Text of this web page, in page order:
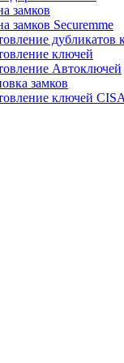
замков
замков Securemme
дубликатов
ключей
Автоключей
замков
ключей CISA